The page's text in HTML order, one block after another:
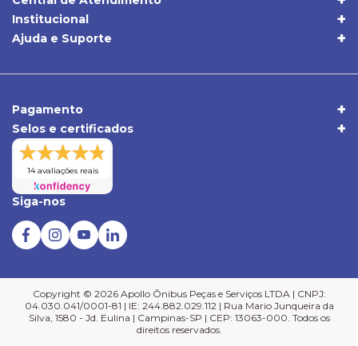
(19) 3395-1668
(19) 98409-5604
Atendimento de Seg. a Sex. das 8h às 18h
Institucional
Quem Somos
Qualidade
Ajuda e Suporte
Entrega
Central de Atendimento
Duvidas Frequentes
Pagamento
Selos e certificados
Verificada por
14 avaliações reais
Siga-nos
Copyright © 2026 Apollo Ônibus Peças e Serviços LTDA | CNPJ:
04.030.041/0001-81 | IE: 244.882.029.112 | Rua Mario Junqueira da
Silva, 1580 - Jd. Eulina | Campinas-SP | CEP: 13063-000. Todos os
direitos reservados.